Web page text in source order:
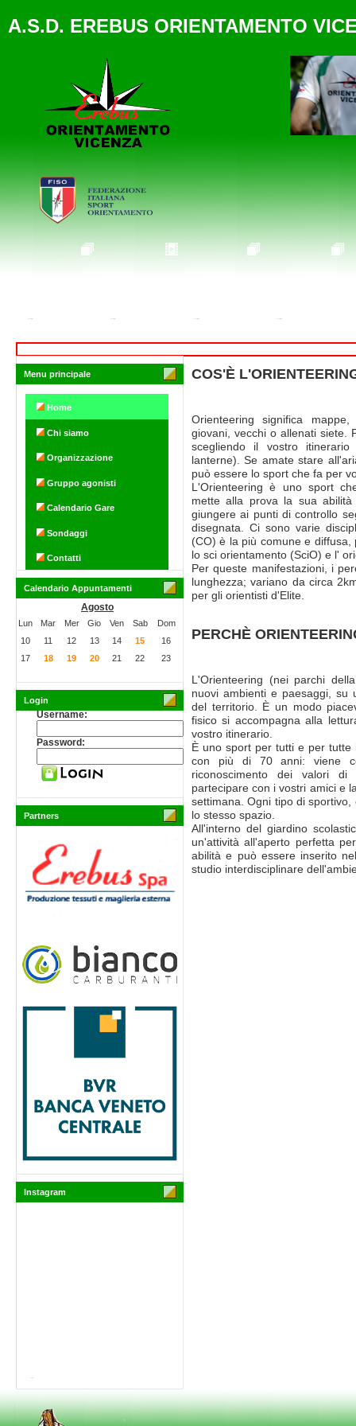
A.S.D. EREBUS ORIENTAMENTO
Menu principale
Home
Chi siamo
Organizzazione
Gruppo agonisti
Calendario Gare
Sondaggi
Contatti
Calendario Appuntamenti
Agosto
Lun Mar Mer Gio Ven Sab
Dom
10
11 12 13 14 15
16
17
18 19 20 21 22 23
Login
Username:
Password:
Partners
Instagram
COS'È
Orienteering significa
giovani, vecchi o allenati siete.
scegliendo il vostro
lanterne). Se amate stare
può essere lo sport che fa per
L'Orienteering è uno sport
mette alla prova la sua
giungere ai punti di controllo
disegnata. Ci sono varie
(CO) è la più comune e
lo sci orientamento (SciO) e l'
Per queste manifestazioni, i
lunghezza; variano da circa
per gli orientisti d'Elite.
PERCHÈ
L'Orienteering (nei parchi
nuovi ambienti e paesaggi, su
del territorio. È un modo
fisico si accompagna alla
vostro itinerario.
È uno sport per tutti e per
con più di 70 anni: viene
riconoscimento dei valori di
partecipare con i vostri amici e
settimana. Ogni tipo di sportivo,
lo stesso spazio.
All'interno del giardino
un'attività all'aperto perfetta
abilità e può essere inserito
studio interdisciplinare